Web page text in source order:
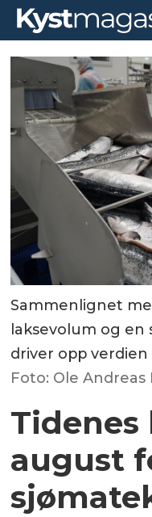
Sammenlignet
laksevolum og
driver opp
Foto: Ole Andreas
Tidenes
august